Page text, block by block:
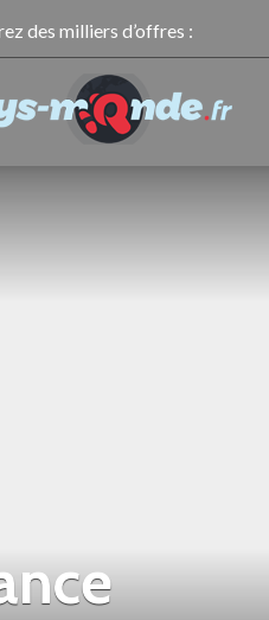
des milliers d’offres :